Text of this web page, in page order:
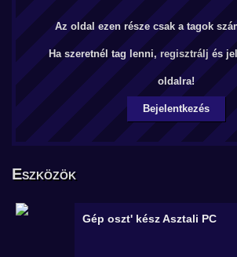
Az oldal ezen része csak a tagok
Ha szeretnél tag lenni, regisztrálj és
oldalra!
Bejelentkezés
Eszközök
Gép oszt' készAsztali PC